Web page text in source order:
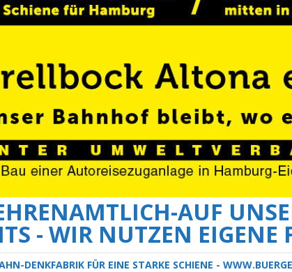
AUF
- WIR NUTZEN EIGENE
DENKFABRIK FÜR EINE STARKE SCHIENE -